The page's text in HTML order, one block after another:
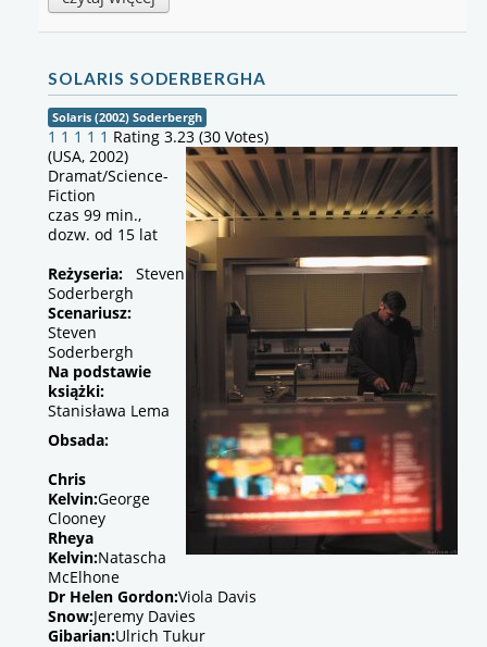
SOLARIS SODERBERGHA
Solaris (2002) Soderbergh
1 1 1 1 1 Rating 3.23 (30 Votes)
(USA, 2002)
Dramat/Science-
Fiction
czas 99 min.,
dozw. od 15 lat
Reżyseria: Steven
Soderbergh
Scenariusz:
Steven
Soderbergh
Na podstawie
książki:
Stanisława Lema
Obsada:
Chris
Kelvin:George
Clooney
Rheya
Kelvin:Natascha
McElhone
Dr Helen Gordon:Viola Davis
Snow:Jeremy Davies
Gibarian:Ulrich Tukur